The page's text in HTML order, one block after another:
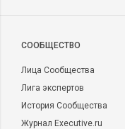
CООБЩЕСТВО
Лица Сообщества
Лига экспертов
История Сообщества
Журнал Executive.ru